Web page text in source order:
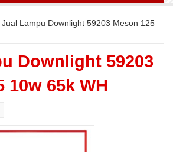
Jual Lampu Downlight 59203 Meson 125
Downlight 59203
10w 65k WH